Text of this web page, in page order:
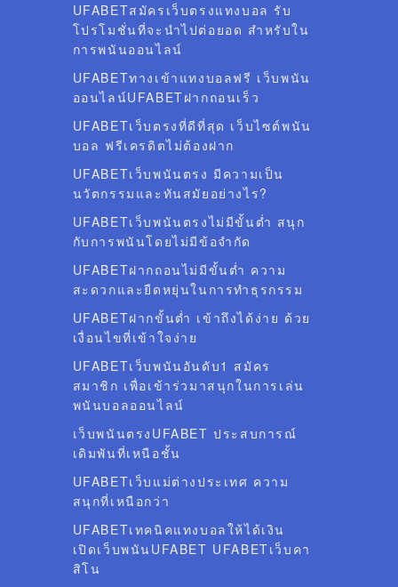
UFABETสมัครเว็บตรงแทงบอล รับ
โปรโมชั่นที่จะนำไปต่อยอด สำหรับใน
การพนันออนไลน์
UFABETทางเข้าแทงบอลฟรี เว็บพนัน
ออนไลน์UFABETฝากถอนเร็ว
UFABETเว็บตรงที่ดีที่สุด เว็บไซต์พนัน
บอล ฟรีเครดิตไม่ต้องฝาก
UFABETเว็บพนันตรง มีความเป็น
นวัตกรรมและทันสมัยอย่างไร?
UFABETเว็บพนันตรงไม่มีขั้นต่ำ สนุก
กับการพนันโดยไม่มีข้อจำกัด
UFABETฝากถอนไม่มีขั้นต่ำ ความ
สะดวกและยืดหยุ่นในการทำธุรกรรม
UFABETฝากขั้นต่ำ เข้าถึงได้ง่าย ด้วย
เงื่อนไขที่เข้าใจง่าย
UFABETเว็บพนันอันดับ1 สมัคร
สมาชิก เพื่อเข้าร่วมาสนุกในการเล่น
พนันบอลออนไลน์
เว็บพนันตรงUFABET ประสบการณ์
เดิมพันที่เหนือชั้น
UFABETเว็บแม่ต่างประเทศ ความ
สนุกที่เหนือกว่า
UFABETเทคนิคแทงบอลให้ได้เงิน
เปิดเว็บพนันUFABET UFABETเว็บคา
สิโน